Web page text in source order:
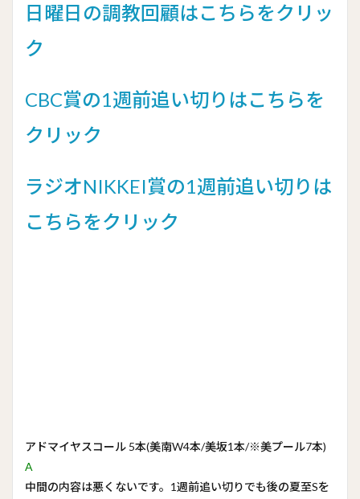
日曜日の調教回顧はこちらをクリッ
ク
CBC賞の1週前追い切りはこちらを
クリック
ラジオNIKKEI賞の1週前追い切りは
こちらをクリック
アドマイヤスコール 5本(美南W4本/美坂1本/※美プール7本)
A
中間の内容は悪くないです。1週前追い切りでも後の夏至Sを